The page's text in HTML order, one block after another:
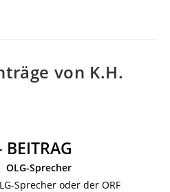
von K.H.
BEITRAG
Sprecher
Sprecher oder der ORF